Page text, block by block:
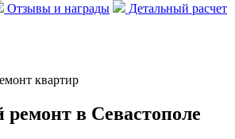
Отзывы и награды
Детальный расчет
квартир
ремонт в Севастополе